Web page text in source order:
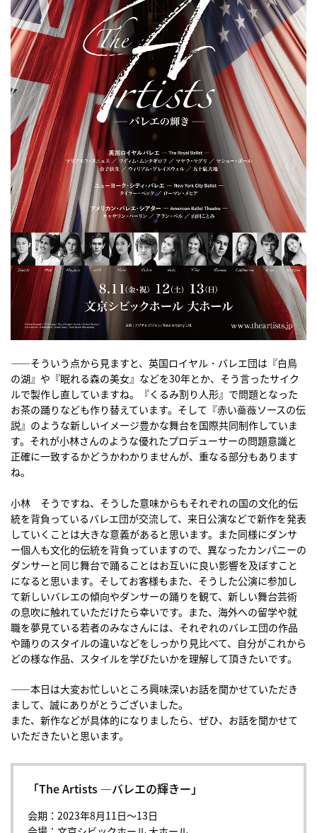
――そういう点から見ますと、英国ロイヤル・バレエ団は『白鳥
の湖』や『眠れる森の美女』などを30年とか、そう言ったサイク
ルで製作し直していますね。『くるみ割り人形』で問題となった
お茶の踊りなども作り替えています。そして『赤い薔薇ソースの伝
説』のような新しいイメージ豊かな舞台を国際共同制作していま
す。それが小林さんのような優れたプロデューサーの問題意識と
正確に一致するかどうかわかりませんが、重なる部分もあります
ね。
小林 そうですね、そうした意味からもそれぞれの国の文化的伝
統を背負っているバレエ団が交流して、来日公演などで新作を発表
していくことは大きな意義があると思います。また同様にダンサ
ー個人も文化的伝統を背負っていますので、異なったカンパニーの
ダンサーと同じ舞台で踊ることはお互いに良い影響を及ぼすこと
になると思います。そしてお客様もまた、そうした公演に参加し
て新しいバレエの傾向やダンサーの踊りを観て、新しい舞台芸術
の息吹に触れていただけたら幸いです。また、海外への留学や就
職を夢見ている若者のみなさんには、それぞれのバレエ団の作品
や踊りのスタイルの違いなどをしっかり見比べて、自分がこれから
どの様な作品、スタイルを学びたいかを理解して頂きたいです。
――本日は大変お忙しいところ興味深いお話を聞かせていただき
まして、誠にありがとうございました。
また、新作などが具体的になりましたら、ぜひ、お話を聞かせて
いただきたいと思います。
「The Artists ―バレエの輝きー」
会期：2023年8月11日〜13日